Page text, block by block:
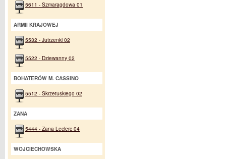
5611 - Szmaragdowa 01
ARMII KRAJOWEJ
5532 - Jutrzenki 02
5522 - Dziewanny 02
BOHATERÓW M. CASSINO
5512 - Skrzetuskiego 02
ZANA
5444 - Zana Leclerc 04
WOJCIECHOWSKA